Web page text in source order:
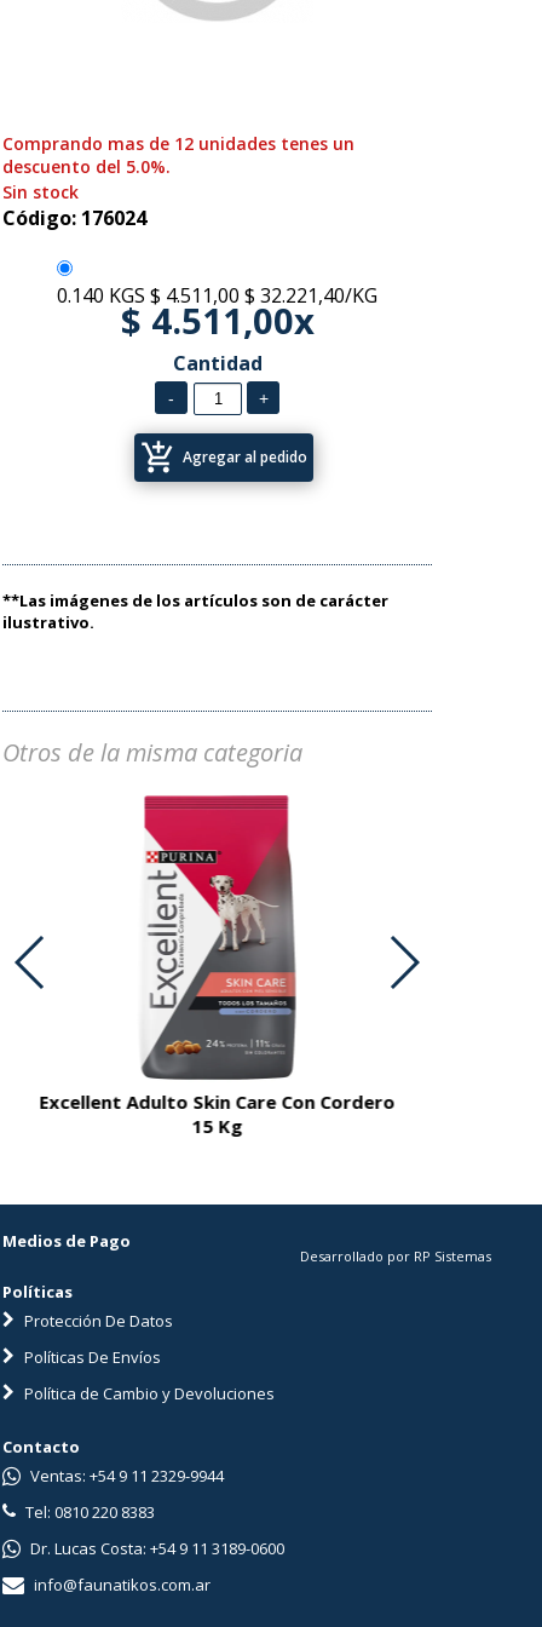
Comprando mas de 12 unidades tenes un
descuento del 5.0%.
Sin stock
Código: 176024
0.140 KGS $ 4.511,00 $ 32.221,40/KG
$ 4.511,00x
Cantidad
add_shopping_cart Agregar al pedido
**Las imágenes de los artículos son de carácter
ilustrativo.
Otros de la misma categoria
Excellent Adulto Skin Care Con Cordero
15 Kg
Medios de Pago
Políticas
Protección De Datos
Políticas De Envíos
Política de Cambio y Devoluciones
Desarrollado por RP Sistemas
Contacto
Ventas: +54 9 11 2329-9944
Tel: 0810 220 8383
Dr. Lucas Costa: +54 9 11 3189-0600
info@faunatikos.com.ar